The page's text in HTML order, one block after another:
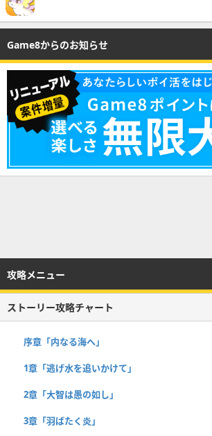
Game8からのお知らせ
攻略メニュー
ストーリー攻略チャート
序章「内なる海へ」
1章「逃げ水を追いかけて」
2章「大智は愚の如し」
3章「羽ばたく炎」